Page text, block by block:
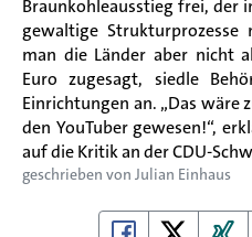
Braunkohleausstieg frei, der
gewaltige Strukturprozesse
man die Länder aber nicht
Euro zugesagt, siedle
Einrichtungen an. „Das wäre
den YouTuber gewesen!“,
auf die Kritik an der CDU-
geschrieben von Julian Einhaus